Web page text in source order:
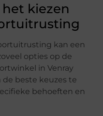
kiezen
kan een
opties op de
in Venray
beste keuzes te
behoeften en